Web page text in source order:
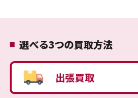
選べる3つの買取方法
出張買取